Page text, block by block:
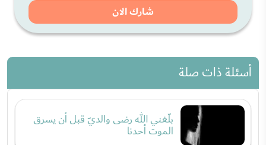
شارك الان
أسئلة ذات صلة
بلّغني الله رضى والديّ قبل أن يسرق
الموت أحدنا